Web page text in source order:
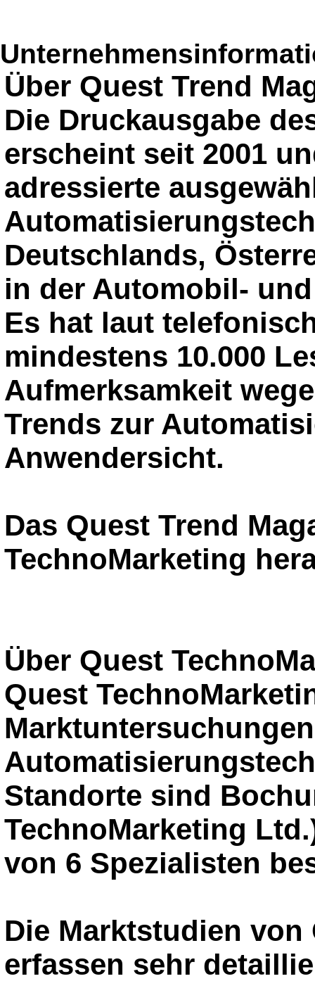
Über Quest Trend
Die Druckausgabe
erscheint seit 2001
adressierte
Deutschlands,
in der Automobil-
Es hat laut
mindestens 10.000
Aufmerksamkeit
Trends zur
Anwendersicht.
Das Quest Trend
TechnoMarketing
Über Quest
Quest
Standorte sind
TechnoMarketing
von 6 Spezialisten
Die Marktstudien von
erfassen sehr